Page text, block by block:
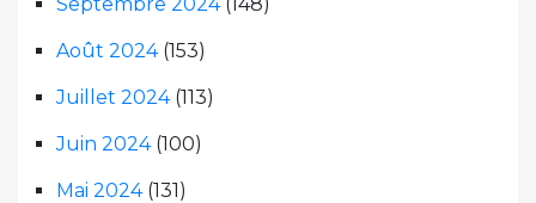
Août 2024(153)
Juillet 2024(113)
Juin 2024(100)
Mai 2024(131)